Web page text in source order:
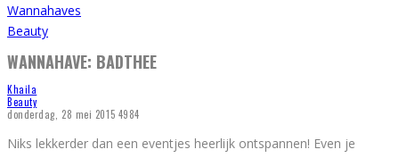
Wannahaves
Beauty
WANNAHAVE: BADTHEE
Khaila
Beauty
donderdag, 28 mei 2015 4984
Niks lekkerder dan een eventjes heerlijk ontspannen! Even je